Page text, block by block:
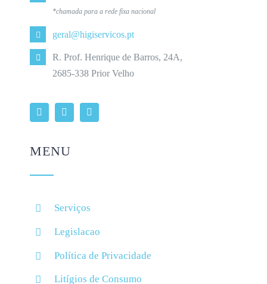
*chamada para a rede fixa nacional
geral@higiservicos.pt
R. Prof. Henrique de Barros, 24A,
2685-338 Prior Velho
MENU
Serviços
Legislacao
Política de Privacidade
Litígios de Consumo